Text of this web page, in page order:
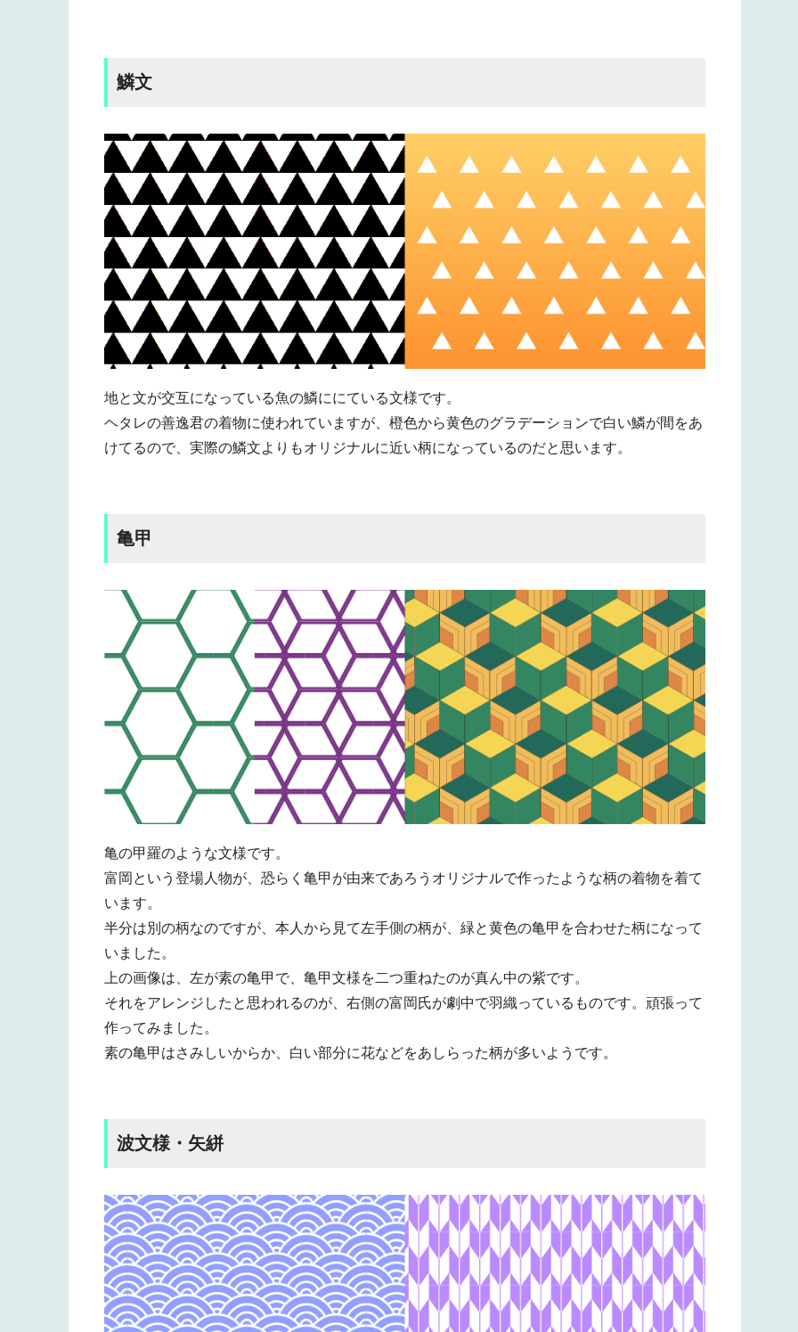
鱗文
地と文が交互になっている魚の鱗ににている文様です。
ヘタレの善逸君の着物に使われていますが、橙色から黄色のグラデーションで白い鱗が間をあ
けてるので、実際の鱗文よりもオリジナルに近い柄になっているのだと思います。
亀甲
亀の甲羅のような文様です。
富岡という登場人物が、恐らく亀甲が由来であろうオリジナルで作ったような柄の着物を着て
います。
半分は別の柄なのですが、本人から見て左手側の柄が、緑と黄色の亀甲を合わせた柄になって
いました。
上の画像は、左が素の亀甲で、亀甲文様を二つ重ねたのが真ん中の紫です。
それをアレンジしたと思われるのが、右側の富岡氏が劇中で羽織っているものです。頑張って
作ってみました。
素の亀甲はさみしいからか、白い部分に花などをあしらった柄が多いようです。
波文様・矢絣